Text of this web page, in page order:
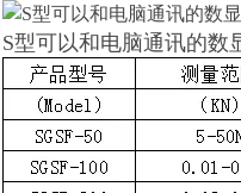
S型可以和电脑通讯的数